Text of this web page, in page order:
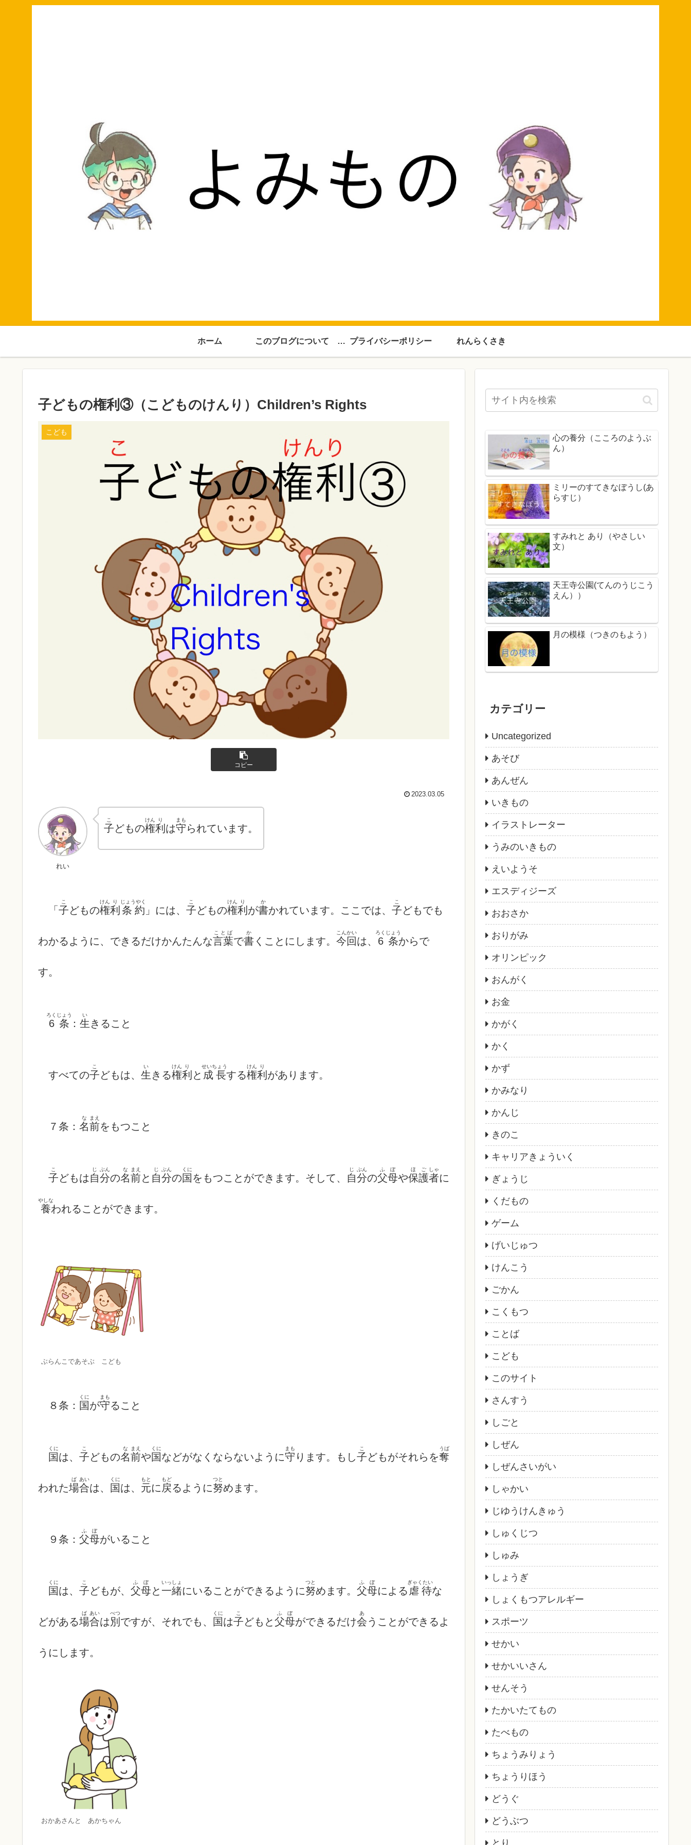
ホーム このブログについて About this blog プライバシーポリシー れんらくさき
子どもの権利③（こどものけんり）Children’s Rights
こども
コピー
2023.03.05
れい
子
こ
どもの権
けん
利
り
は守
まも
られています。
「子
こ
どもの権
けん
利
り
条約
じょうやく
」には、 子
こ
どもの権
けん
利
り
が書
か
かれています。ここでは、 子
こ
どもでも
わかるように、できるだけかんたんな言葉
ことば
で書
か
くことにします。 今回
こんかい
は、 6条
ろくじょう
からで
す。
6条
ろくじょう
： 生
い
きること
すべての子
こ
どもは、 生
い
きる権
けん
利
り
と 成長
せいちょう
する権
けん
利
り
があります。
７条： 名
な
前
まえ
をもつこと
子
こ
どもは自
じ
分
ぶん
の名
な
前
まえ
と 自
じ
分
ぶん
の国
くに
をもつことができます。そして、 自
じ
分
ぶん
の父母
ふぼ
や保護
ほご
者
しゃ
に
養
やしな
われることができます。
ぶらんこであそぶ こども
８条： 国
くに
が守
まも
ること
国
くに
は、 子
こ
どもの名
な
前
まえ
や国
くに
などがなくならないように守
まも
ります。もし子
こ
どもがそれらを奪
うば
われた場
ば
合
あい
は、 国
くに
は、 元
もと
に戻
もど
るように努
つと
めます。
９条： 父母
ふぼ
がいること
国
くに
は、 子
こ
どもが、 父母
ふぼ
と 一緒
いっしょ
にいることができるように努
つと
めます。 父母
ふぼ
による 虐待
ぎゃくたい
な
どがある場
ば
合
あい
は別
べつ
ですが、それでも、 国
くに
は子
こ
どもと父母
ふぼ
ができるだけ会
あ
うことができるよ
うにします。
おかあさんと あかちゃん
心の養分（こころのようぶ
ん）
ミリーのすてきなぼうし(あ
らすじ）
すみれと あり（やさしい
文）
天王寺公園(てんのうじこう
えん））
月の模様（つきのもよう）
カテゴリー
Uncategorized
あそび
あんぜん
いきもの
イラストレーター
うみのいきもの
えいようそ
エスディジーズ
おおさか
おりがみ
オリンピック
おんがく
お金
かがく
かく
かず
かみなり
かんじ
きのこ
キャリアきょういく
ぎょうじ
くだもの
ゲーム
げいじゅつ
けんこう
ごかん
こくもつ
ことば
こども
このサイト
さんすう
しごと
しぜん
しぜんさいがい
しゃかい
じゆうけんきゅう
しゅくじつ
しゅみ
しょうぎ
しょくもつアレルギー
スポーツ
せかい
せかいいさん
せんそう
たかいたてもの
たべもの
ちょうみりょう
ちょうりほう
どうぐ
どうぶつ